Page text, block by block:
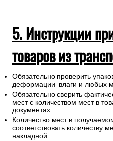
5. Инструкции
товаров из
Обязательно проверить
деформации, влаги и любых
Обязательно сверить
мест с количеством мест в
документах.
Количество мест в
соответствовать количеству
накладной.